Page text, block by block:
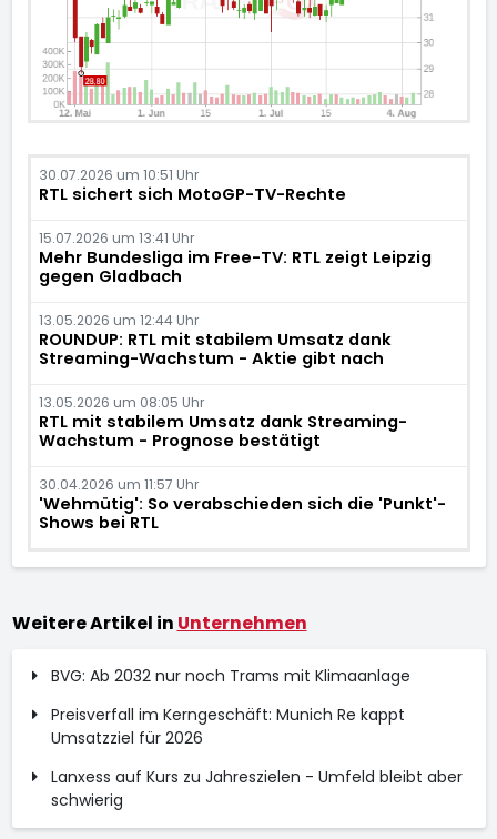
30.07.2026 um 10:51 Uhr
RTL sichert sich MotoGP-TV-Rechte
15.07.2026 um 13:41 Uhr
Mehr Bundesliga im Free-TV: RTL zeigt Leipzig
gegen Gladbach
13.05.2026 um 12:44 Uhr
ROUNDUP: RTL mit stabilem Umsatz dank
Streaming-Wachstum - Aktie gibt nach
13.05.2026 um 08:05 Uhr
RTL mit stabilem Umsatz dank Streaming-
Wachstum - Prognose bestätigt
30.04.2026 um 11:57 Uhr
'Wehmütig': So verabschieden sich die 'Punkt'-
Shows bei RTL
Weitere Artikel in Unternehmen
BVG: Ab 2032 nur noch Trams mit Klimaanlage
Preisverfall im Kerngeschäft: Munich Re kappt
Umsatzziel für 2026
Lanxess auf Kurs zu Jahreszielen - Umfeld bleibt aber
schwierig